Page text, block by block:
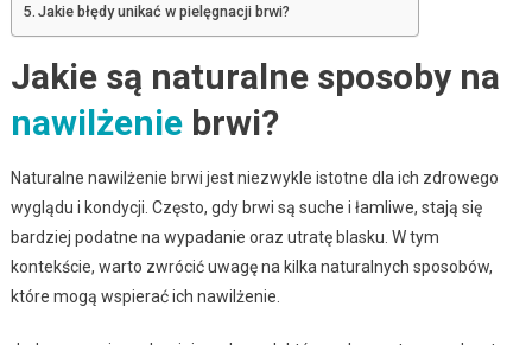
Jakie błędy unikać w pielęgnacji brwi?
Jakie są naturalne sposoby na
nawilżeniebrwi?
Naturalne nawilżenie brwi jest niezwykle istotne dla ich zdrowego
wyglądu i kondycji. Często, gdy brwi są suche i łamliwe, stają się
bardziej podatne na wypadanie oraz utratę blasku. W tym
kontekście, warto zwrócić uwagę na kilka naturalnych sposobów,
które mogą wspierać ich nawilżenie.